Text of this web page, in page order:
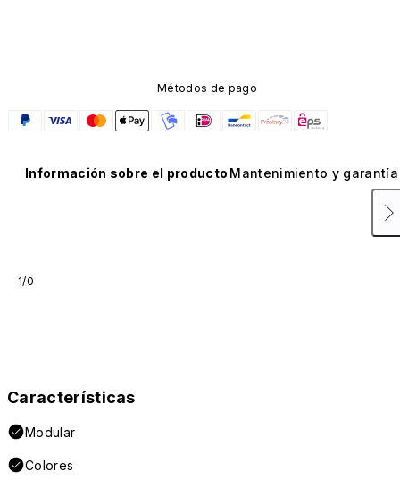
Métodos de pago
Información sobre el producto Mantenimiento y garantía
1/0
Características
Modular
Colores